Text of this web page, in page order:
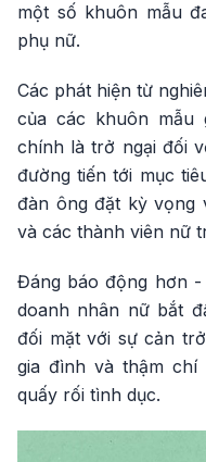
một số khuôn mẫu
phụ nữ.
Các phát hiện từ
của các khuôn mẫu
chính là trở ngại đối
đường tiến tới mục
đàn ông đặt kỳ vọng
và các thành viên nữ
Đáng báo động hơn
doanh nhân nữ bắt
đối mặt với sự cản
gia đình và thậm chí
quấy rối tình dục.